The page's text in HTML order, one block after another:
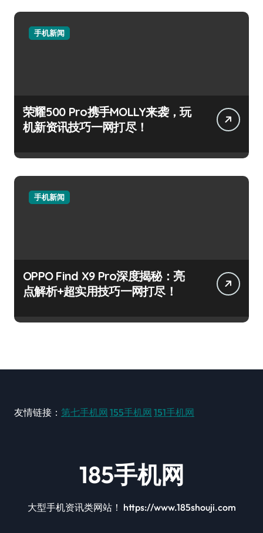
手机新闻
荣耀500 Pro携手MOLLY来袭，玩
机新资讯技巧一网打尽！
手机新闻
OPPO Find X9 Pro深度揭秘：亮
点解析+超实用技巧一网打尽！
友情链接： 第七手机网 155手机网 151手机网
185手机网
大型手机资讯类网站！ https://www.185shouji.com